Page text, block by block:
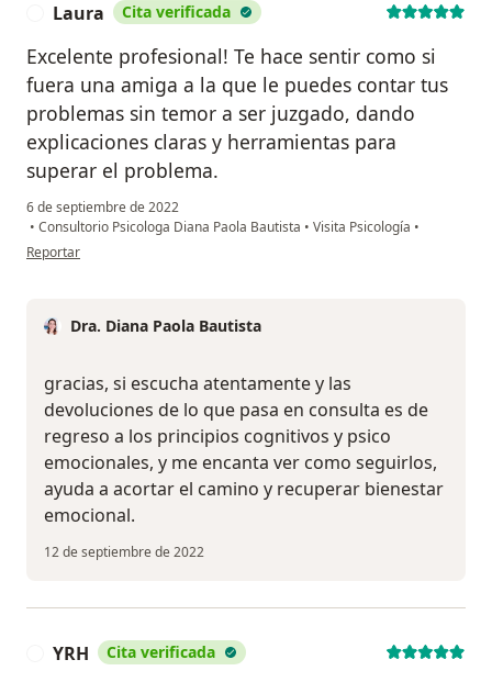
Laura Cita verificada
Excelente profesional! Te hace sentir como si
fuera una amiga a la que le puedes contar tus
problemas sin temor a ser juzgado, dando
explicaciones claras y herramientas para
superar el problema.
6 de septiembre de 2022
• Consultorio Psicologa Diana Paola Bautista • Visita Psicología •
en opinión del usuario Laura
Reportar
Dra. Diana Paola Bautista
gracias, si escucha atentamente y las
devoluciones de lo que pasa en consulta es de
regreso a los principios cognitivos y psico
emocionales, y me encanta ver como seguirlos,
ayuda a acortar el camino y recuperar bienestar
emocional.
12 de septiembre de 2022
YRH Cita verificada